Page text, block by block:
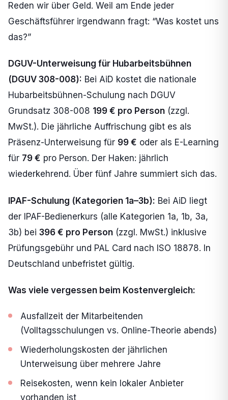
Reden wir über Geld. Weil am Ende jeder
Geschäftsführer irgendwann fragt: “Was kostet uns
das?”
DGUV-Unterweisung für Hubarbeitsbühnen
(DGUV 308-008): Bei AiD kostet die nationale
Hubarbeitsbühnen-Schulung nach DGUV
Grundsatz 308-008 199 € pro Person (zzgl.
MwSt.). Die jährliche Auffrischung gibt es als
Präsenz-Unterweisung für 99 € oder als E-Learning
für 79 € pro Person. Der Haken: jährlich
wiederkehrend. Über fünf Jahre summiert sich das.
IPAF-Schulung (Kategorien 1a–3b): Bei AiD liegt
der IPAF-Bedienerkurs (alle Kategorien 1a, 1b, 3a,
3b) bei 396 € pro Person (zzgl. MwSt.) inklusive
Prüfungsgebühr und PAL Card nach ISO 18878. In
Deutschland unbefristet gültig.
Was viele vergessen beim Kostenvergleich:
Ausfallzeit der Mitarbeitenden
(Volltagsschulungen vs. Online-Theorie abends)
Wiederholungskosten der jährlichen
Unterweisung über mehrere Jahre
Reisekosten, wenn kein lokaler Anbieter
vorhanden ist